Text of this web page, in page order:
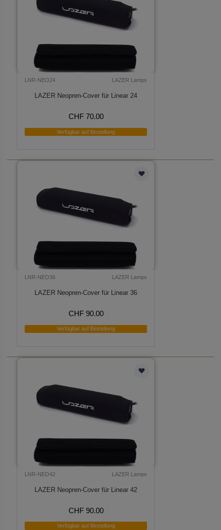
LNR-NEO24 LAZER Lamps
LAZER Neopren-Cover für Linear 24
CHF 70.00
Verfügbar auf Bestellung
LNR-NEO36 LAZER Lamps
LAZER Neopren-Cover für Linear 36
CHF 90.00
Verfügbar auf Bestellung
LNR-NEO42 LAZER Lamps
LAZER Neopren-Cover für Linear 42
CHF 90.00
Verfügbar auf Bestellung